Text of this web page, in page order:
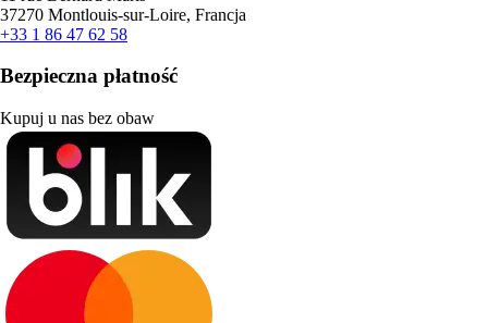
37270 Montlouis-sur-Loire, Francja
+33 1 86 47 62 58
Bezpieczna płatność
Kupuj u nas bez obaw